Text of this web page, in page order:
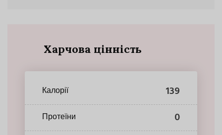
Харчова цінність
Калорії 139
Протеїни 0